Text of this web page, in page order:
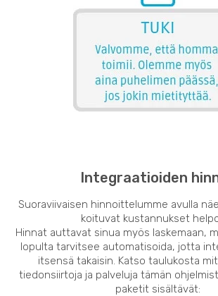
Integraatioiden
Suoraviivaisen hinnoittelumme avulla
koituvat kustannukset
Hinnat auttavat sinua myös laskemaan,
lopulta tarvitsee automatisoida, jotta
itsensä takaisin. Katso taulukosta
tiedonsiirtoja ja palveluja tämän
paketit sisältävät: